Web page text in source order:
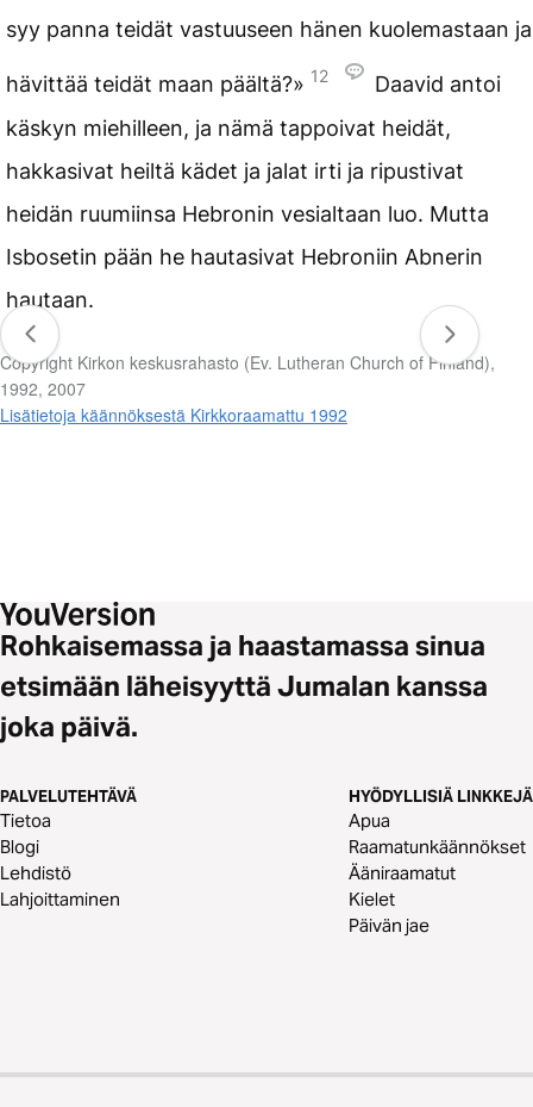
syy panna teidät vastuuseen hänen kuolemastaan ja
hävittää teidät maan päältä?» 12
Daavid antoi
käskyn miehilleen, ja nämä tappoivat heidät,
hakkasivat heiltä kädet ja jalat irti ja ripustivat
heidän ruumiinsa Hebronin vesialtaan luo. Mutta
Isbosetin pään he hautasivat Hebroniin Abnerin
hautaan.
Copyright Kirkon keskusrahasto (Ev. Lutheran Church of Finland),
1992, 2007
Lisätietoja käännöksestä Kirkkoraamattu 1992
Rohkaisemassa ja haastamassa sinua
etsimään läheisyyttä Jumalan kanssa
joka päivä.
PALVELUTEHTÄVÄ
Tietoa
Blogi
Lehdistö
Lahjoittaminen
HYÖDYLLISIÄ LINKKEJÄ
Apua
Raamatunkäännökset
Ääniraamatut
Kielet
Päivän jae